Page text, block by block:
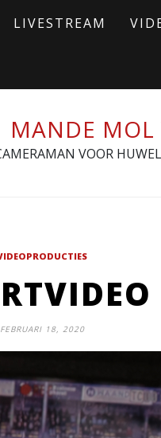
LIVESTREAM
MANDE MOL
VOOR
FEBRUARI 18, 2020